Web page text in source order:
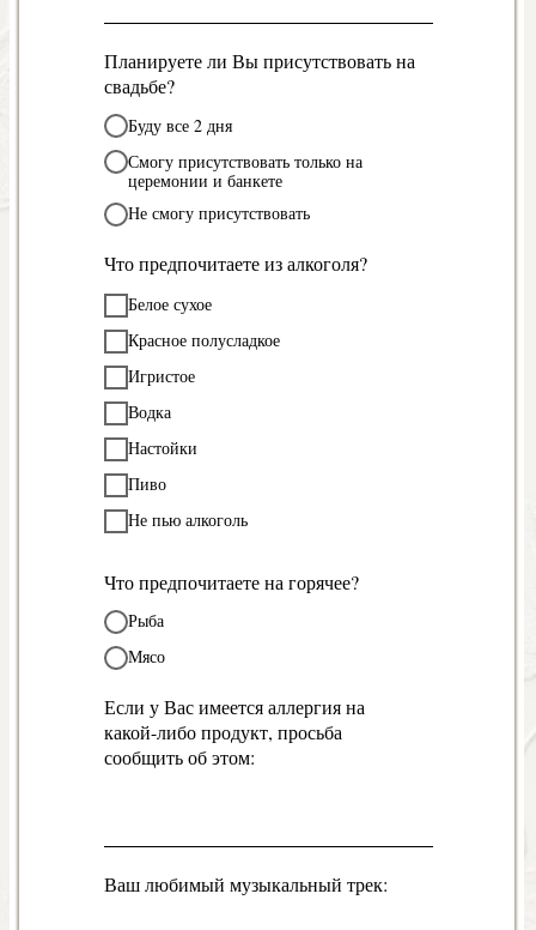
Планируете ли Вы присутствовать на
свадьбе?
Буду все 2 дня
Смогу присутствовать только на
церемонии и банкете
Не смогу присутствовать
Что предпочитаете из алкоголя?
Белое сухое
Красное полусладкое
Игристое
Водка
Настойки
Пиво
Не пью алкоголь
Что предпочитаете на горячее?
Рыба
Мясо
Если у Вас имеется аллергия на
какой-либо продукт, просьба
сообщить об этом:
Ваш любимый музыкальный трек: